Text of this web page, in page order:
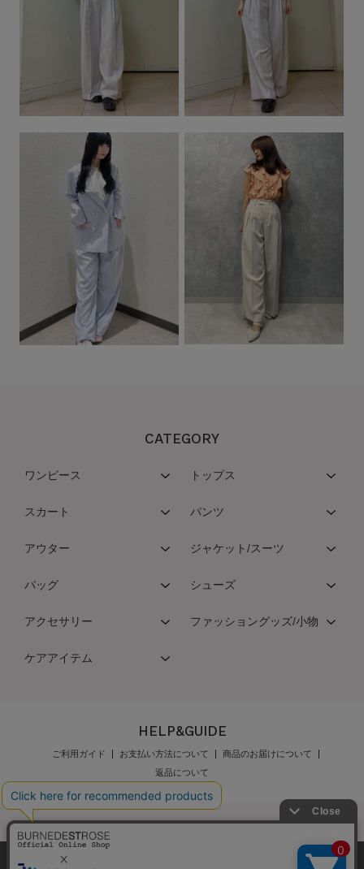
CATEGORY
ワンピース トップス
スカート パンツ
アウター ジャケット/スーツ
バッグ シューズ
アクセサリー ファッショングッズ/小物
ケアアイテム
HELP&GUIDE
ご利用ガイド お支払い方法について
商品のお届けについて
返品について
弊社はCookieを利用し、Webの利便性向上に努め